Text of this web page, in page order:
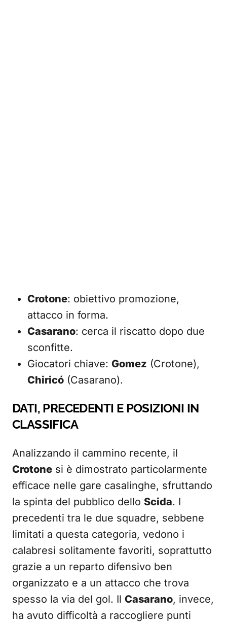
Crotone: obiettivo promozione,
attacco in forma.
Casarano: cerca il riscatto dopo due
sconfitte.
Giocatori chiave: Gomez (Crotone),
Chiricó (Casarano).
DATI, PRECEDENTI E POSIZIONI IN
CLASSIFICA
Analizzando il cammino recente, il
Crotone si è dimostrato particolarmente
efficace nelle gare casalinghe, sfruttando
la spinta del pubblico dello Scida. I
precedenti tra le due squadre, sebbene
limitati a questa categoria, vedono i
calabresi solitamente favoriti, soprattutto
grazie a un reparto difensivo ben
organizzato e a un attacco che trova
spesso la via del gol. Il Casarano, invece,
ha avuto difficoltà a raccogliere punti